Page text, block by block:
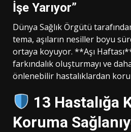
İşe Yarıyor”
Dünya Sağlık Örgütü
tema, aşıların nesiller boyu
ortaya koyuyor. **Aşı
farkındalık oluşturmayı ve
önlenebilir hastalıklardan
13 Hastalığa
Koruma